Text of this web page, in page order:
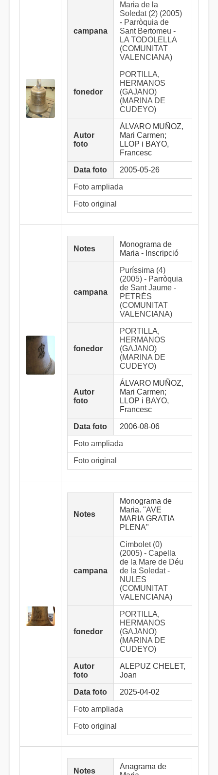
campana
Maria de la
Soledat (2) (2005)
- Parròquia de
Sant Bertomeu -
LA TODOLELLA
(COMUNITAT
VALENCIANA)
fonedor
PORTILLA,
HERMANOS
(GAJANO)
(MARINA DE
CUDEYO)
Autor
foto
ÁLVARO MUÑOZ,
Mari Carmen;
LLOP i BAYO,
Francesc
Data foto 2005-05-26
Foto ampliada
Foto original
Notes
Monograma de
Maria - Inscripció
campana
Puríssima (4)
(2005) - Parròquia
de Sant Jaume -
PETRÉS
(COMUNITAT
VALENCIANA)
fonedor
PORTILLA,
HERMANOS
(GAJANO)
(MARINA DE
CUDEYO)
Autor
foto
ÁLVARO MUÑOZ,
Mari Carmen;
LLOP i BAYO,
Francesc
Data foto 2006-08-06
Foto ampliada
Foto original
Notes
Monograma de
Maria. "AVE
MARIA GRATIA
PLENA"
campana
Cimbolet (0)
(2005) - Capella
de la Mare de Déu
de la Soledat -
NULES
(COMUNITAT
VALENCIANA)
fonedor
PORTILLA,
HERMANOS
(GAJANO)
(MARINA DE
CUDEYO)
Autor
foto
ALEPUZ CHELET,
Joan
Data foto 2025-04-02
Foto ampliada
Foto original
Notes
Anagrama de